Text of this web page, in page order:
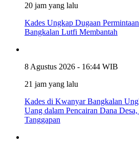
20 jam yang lalu
Kades Ungkap Dugaan
Bangkalan Lutfi Membantah
8 Agustus 2026 - 16:44 WIB
21 jam yang lalu
Kades di Kwanyar Bangkalan
Uang dalam Pencairan Dana
Tanggapan